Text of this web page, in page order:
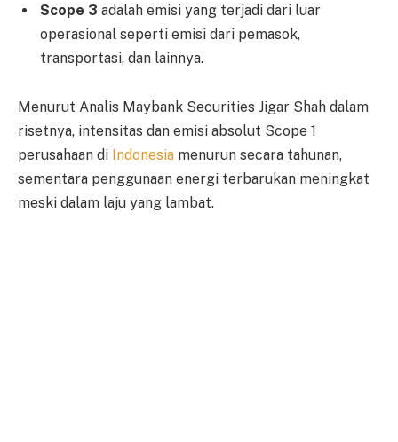
Scope 3 adalah emisi yang terjadi dari luar
operasional seperti emisi dari pemasok,
transportasi, dan lainnya.
Menurut Analis Maybank Securities Jigar Shah dalam
risetnya, intensitas dan emisi absolut Scope 1
perusahaan di Indonesia menurun secara tahunan,
sementara penggunaan energi terbarukan meningkat
meski dalam laju yang lambat.